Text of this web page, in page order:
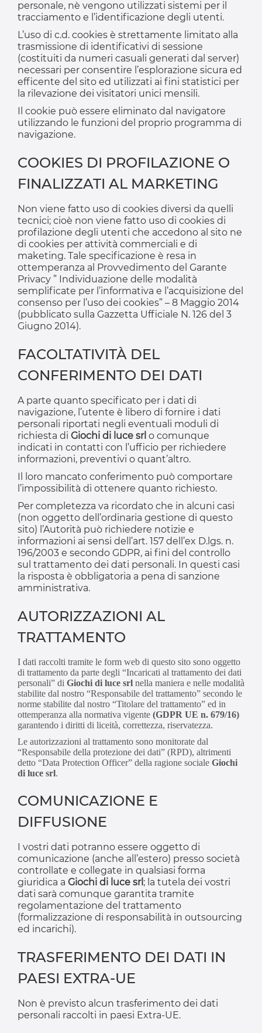
personale, nè vengono utilizzati sistemi per il
tracciamento e l’identificazione degli utenti.
L’uso di c.d. cookies è strettamente limitato alla
trasmissione di identificativi di sessione
(costituiti da numeri casuali generati dal server)
necessari per consentire l’esplorazione sicura ed
efficente del sito ed utilizzati ai fini statistici per
la rilevazione dei visitatori unici mensili.
Il cookie può essere eliminato dal navigatore
utilizzando le funzioni del proprio programma di
navigazione.
COOKIES DI PROFILAZIONE O
FINALIZZATI AL MARKETING
Non viene fatto uso di cookies diversi da quelli
tecnici; cioè non viene fatto uso di cookies di
profilazione degli utenti che accedono al sito ne
di cookies per attività commerciali e di
maketing. Tale specificazione è resa in
ottemperanza al Provvedimento del Garante
Privacy ” Individuazione delle modalità
semplificate per l’informativa e l’acquisizione del
consenso per l’uso dei cookies” – 8 Maggio 2014
(pubblicato sulla Gazzetta Ufficiale N. 126 del 3
Giugno 2014).
FACOLTATIVITÀ DEL
CONFERIMENTO DEI DATI
A parte quanto specificato per i dati di
navigazione, l’utente è libero di fornire i dati
personali riportati negli eventuali moduli di
richiesta di Giochi di luce srl o comunque
indicati in contatti con l’ufficio per richiedere
informazioni, preventivi o quant’altro.
Il loro mancato conferimento può comportare
l’impossibilità di ottenere quanto richiesto.
Per completezza va ricordato che in alcuni casi
(non oggetto dell’ordinaria gestione di questo
sito) l’Autorità può richiedere notizie e
informazioni ai sensi dell’art. 157 dell’ex D.lgs. n.
196/2003 e secondo GDPR, ai fini del controllo
sul trattamento dei dati personali. In questi casi
la risposta è obbligatoria a pena di sanzione
amministrativa.
AUTORIZZAZIONI AL
TRATTAMENTO
I dati raccolti tramite le form web di questo sito sono oggetto
di trattamento da parte degli “Incaricati al trattamento dei dati
personali” di Giochi di luce srl nella maniera e nelle modalità
stabilite dal nostro “Responsabile del trattamento” secondo le
norme stabilite dal nostro “Titolare del trattamento” ed in
ottemperanza alla normativa vigente (GDPR UE n. 679/16)
garantendo i diritti di liceità, correttezza, riservatezza.
Le autorizzazioni al trattamento sono monitorate dal
“Responsabile della protezione dei dati” (RPD), altrimenti
detto “Data Protection Officer” della ragione sociale Giochi
di luce srl.
COMUNICAZIONE E
DIFFUSIONE
I vostri dati potranno essere oggetto di
comunicazione (anche all’estero) presso società
controllate e collegate in qualsiasi forma
giuridica a Giochi di luce srl ; la tutela dei vostri
dati sarà comunque garantita tramite
regolamentazione del trattamento
(formalizzazione di responsabilità in outsourcing
ed incarichi).
TRASFERIMENTO DEI DATI IN
PAESI EXTRA-UE
Non è previsto alcun trasferimento dei dati
personali raccolti in paesi Extra-UE.